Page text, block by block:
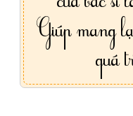
Giúp mang
quá